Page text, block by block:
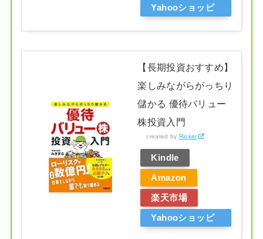
Yahooショッピ
【長期投資おすすめ】
楽しみながらがっちり
儲かる 優待バリュー
株投資入門
created by Rinker
Kindle
Amazon
楽天市場
Yahooショッピ